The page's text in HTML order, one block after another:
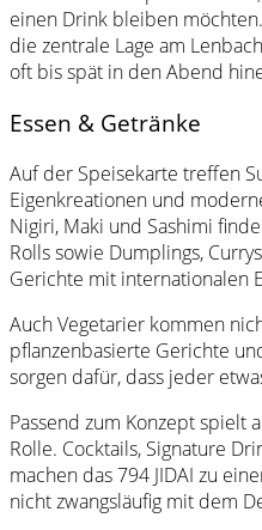
einen Drink bleiben
die zentrale Lage am
oft bis spät in den Abend
Essen & Getränke
Auf der Speisekarte treffen
Eigenkreationen und
Nigiri, Maki und Sashimi
Rolls sowie Dumplings,
Gerichte mit internationalen
Auch Vegetarier kommen
pflanzenbasierte Gerichte
sorgen dafür, dass jeder
Passend zum Konzept spielt
Rolle. Cocktails, Signature
machen das 794 JIDAI zu
nicht zwangsläufig mit dem